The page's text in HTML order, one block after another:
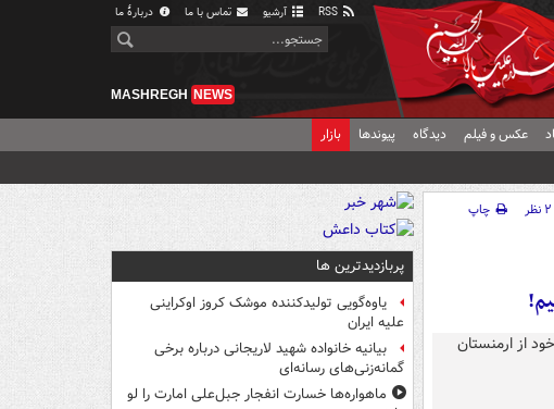
آرشیو تماس با ما دربارهٔ ما
MASHREGH NEWS
عکس و فیلم دیدگاه پیوندها بازار
۲ نظر
چاپ
پربازدیدترین ها
یاوه‌گویی تولیدکننده موشک کروز اوکراینی
علیه ایران
بیانیه خانواده شهید لاریجانی درباره برخی
گمانه‌زنی‌های رسانه‌ای
ماهواره‌ها خسارت انفجار جبل‌علی امارت را لو